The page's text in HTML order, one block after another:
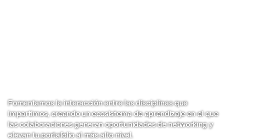
Fomentamos la interacción entre las disciplinas que
impartimos, creando un ecosistema de aprendizaje en el que
las colaboraciones generan oportunidades de networking y
elevan tu portafolio al más alto nivel.